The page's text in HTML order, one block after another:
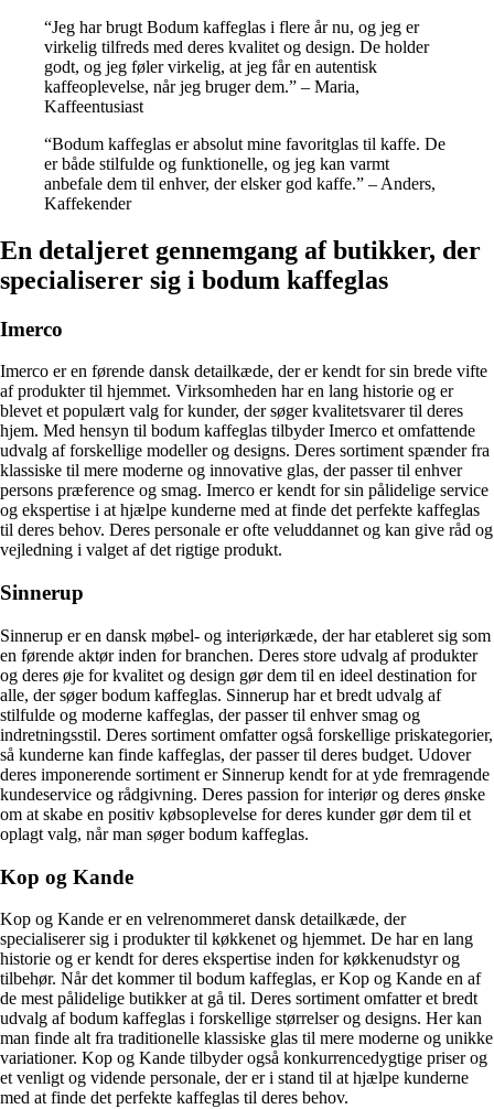
“Jeg har brugt Bodum kaffeglas i flere år nu, og jeg er
virkelig tilfreds med deres kvalitet og design. De holder
godt, og jeg føler virkelig, at jeg får en autentisk
kaffeoplevelse, når jeg bruger dem.” – Maria,
Kaffeentusiast
“Bodum kaffeglas er absolut mine favoritglas til kaffe. De
er både stilfulde og funktionelle, og jeg kan varmt
anbefale dem til enhver, der elsker god kaffe.” – Anders,
Kaffekender
En detaljeret gennemgang af butikker, der
specialiserer sig i bodum kaffeglas
Imerco
Imerco er en førende dansk detailkæde, der er kendt for sin brede vifte
af produkter til hjemmet. Virksomheden har en lang historie og er
blevet et populært valg for kunder, der søger kvalitetsvarer til deres
hjem. Med hensyn til bodum kaffeglas tilbyder Imerco et omfattende
udvalg af forskellige modeller og designs. Deres sortiment spænder fra
klassiske til mere moderne og innovative glas, der passer til enhver
persons præference og smag. Imerco er kendt for sin pålidelige service
og ekspertise i at hjælpe kunderne med at finde det perfekte kaffeglas
til deres behov. Deres personale er ofte veluddannet og kan give råd og
vejledning i valget af det rigtige produkt.
Sinnerup
Sinnerup er en dansk møbel- og interiørkæde, der har etableret sig som
en førende aktør inden for branchen. Deres store udvalg af produkter
og deres øje for kvalitet og design gør dem til en ideel destination for
alle, der søger bodum kaffeglas. Sinnerup har et bredt udvalg af
stilfulde og moderne kaffeglas, der passer til enhver smag og
indretningsstil. Deres sortiment omfatter også forskellige priskategorier,
så kunderne kan finde kaffeglas, der passer til deres budget. Udover
deres imponerende sortiment er Sinnerup kendt for at yde fremragende
kundeservice og rådgivning. Deres passion for interiør og deres ønske
om at skabe en positiv købsoplevelse for deres kunder gør dem til et
oplagt valg, når man søger bodum kaffeglas.
Kop og Kande
Kop og Kande er en velrenommeret dansk detailkæde, der
specialiserer sig i produkter til køkkenet og hjemmet. De har en lang
historie og er kendt for deres ekspertise inden for køkkenudstyr og
tilbehør. Når det kommer til bodum kaffeglas, er Kop og Kande en af
de mest pålidelige butikker at gå til. Deres sortiment omfatter et bredt
udvalg af bodum kaffeglas i forskellige størrelser og designs. Her kan
man finde alt fra traditionelle klassiske glas til mere moderne og unikke
variationer. Kop og Kande tilbyder også konkurrencedygtige priser og
et venligt og vidende personale, der er i stand til at hjælpe kunderne
med at finde det perfekte kaffeglas til deres behov.